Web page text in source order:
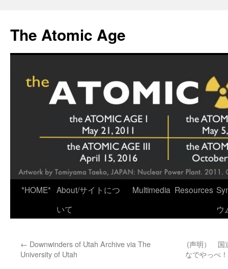
content
The Atomic Age
*HOME* About/サイトにつ
いて
Multimedia Resources
ウ
← Downwinders of Utah Archive via The
University of Utah
(声明） 国
なでやっぺ